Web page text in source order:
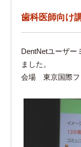
歯科医師向け
DentNetユーザー
ました。
会場 東京国際